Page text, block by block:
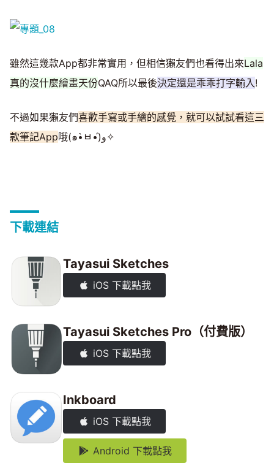
雖然這幾款App都非常實用，但相信獺友們也看得出來Lala
真的沒什麼繪畫天份QAQ所以最後決定還是乖乖打字輸入 !
不過如果獺友們喜歡手寫或手繪的感覺，就可以試試看這三
款筆記App
哦(๑•̀ㅂ•́)و✧
下載連結
Tayasui Sketches
iOS 下載點我
Tayasui Sketches Pro（付費版）
iOS 下載點我
Inkboard
iOS 下載點我
Android 下載點我